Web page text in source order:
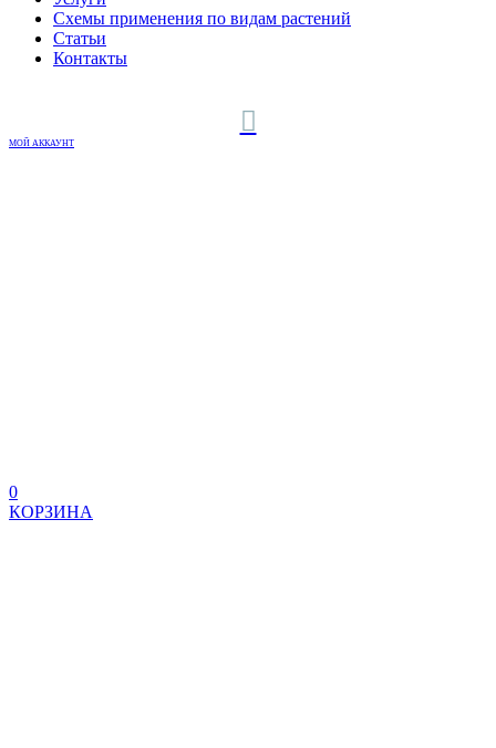
Схемы применения по видам растений
Статьи
Контакты
МОЙ АККАУНТ
0
КОРЗИНА